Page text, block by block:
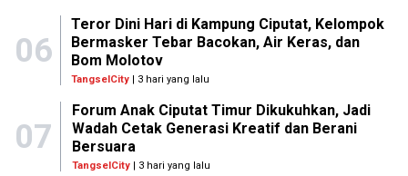
06
Teror Dini Hari di Kampung Ciputat, Kelompok
Bermasker Tebar Bacokan, Air Keras, dan
Bom Molotov
TangselCity | 3 hari yang lalu
07
Forum Anak Ciputat Timur Dikukuhkan, Jadi
Wadah Cetak Generasi Kreatif dan Berani
Bersuara
TangselCity| 3 hari yang lalu